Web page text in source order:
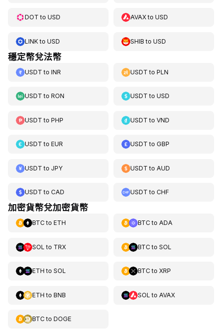
DOT to USD AVAXtoUSD
LINKto USD SHIB toUSD
穩定幣兌法幣
USDT to INR USDT toPLN
USDT to RON USDT toUSD
USDT to PHP USDT toVND
USDT to EUR USDT toGBP
USDT to JPY USDT to AUD
USDT to CAD USDT toCHF
加密貨幣兌加密貨幣
BTCto ETH BTCto ADA
SOL to TRX BTCto SOL
ETH to SOL BTCto XRP
ETH to BNB SOL to AVAX
BTCto DOGE